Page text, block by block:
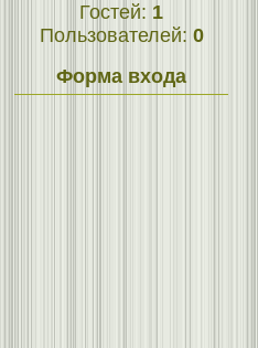
Гостей: 1
Пользователей: 0
Форма входа